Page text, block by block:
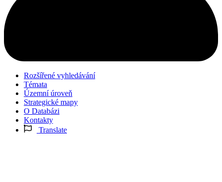
Rozšířené vyhledávání
Témata
Územní úroveň
Strategické mapy
O Databázi
Kontakty
Translate